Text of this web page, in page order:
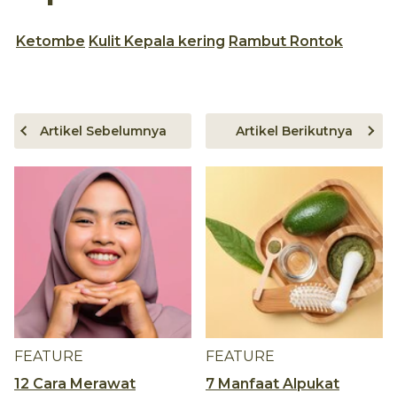
Ketombe Kulit Kepala kering Rambut Rontok
FEATURE
12 Cara Merawat
Artikel Sebelumnya
FEATURE
7 Manfaat Alpukat
Artikel Berikutnya